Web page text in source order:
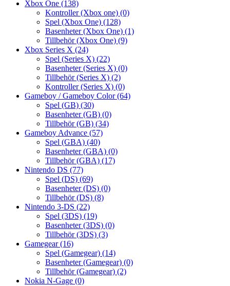
Xbox One (138)
Kontroller (Xbox one) (0)
Spel (Xbox One) (128)
Basenheter (Xbox One) (1)
Tillbehör (Xbox One) (9)
Xbox Series X (24)
Spel (Series X) (22)
Basenheter (Series X) (0)
Tillbehör (Series X) (2)
Kontroller (Series X) (0)
Gameboy / Gameboy Color(64)
Spel (GB) (30)
Basenheter (GB) (0)
Tillbehör (GB) (34)
Gameboy Advance (57)
Spel (GBA) (40)
Basenheter (GBA) (0)
Tillbehör (GBA) (17)
Nintendo DS (77)
Spel (DS) (69)
Basenheter (DS) (0)
Tillbehör (DS) (8)
Nintendo 3-DS (22)
Spel (3DS) (19)
Basenheter (3DS) (0)
Tillbehör (3DS) (3)
Gamegear(16)
Spel (Gamegear) (14)
Basenheter (Gamegear) (0)
Tillbehör (Gamegear) (2)
Nokia N-Gage (0)